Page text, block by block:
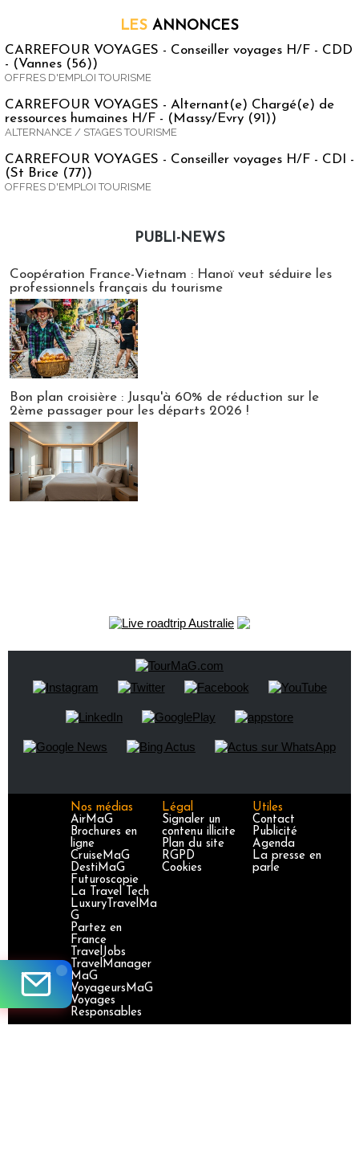
LES ANNONCES
CARREFOUR VOYAGES - Conseiller voyages H/F - CDD
- (Vannes (56))
OFFRES D'EMPLOI TOURISME
CARREFOUR VOYAGES - Alternant(e) Chargé(e) de
ressources humaines H/F - (Massy/Evry (91))
ALTERNANCE / STAGES TOURISME
CARREFOUR VOYAGES - Conseiller voyages H/F - CDI -
(St Brice (77))
OFFRES D'EMPLOI TOURISME
PUBLI-NEWS
Coopération France-Vietnam : Hanoï veut séduire les
professionnels français du tourisme
Bon plan croisière : Jusqu'à 60% de réduction sur le
2ème passager pour les départs 2026 !
Nos médias
AirMaG
Brochures en
ligne
CruiseMaG
DestiMaG
Futuroscopie
La Travel Tech
LuxuryTravelMa
G
Partez en
France
TravelJobs
TravelManager
MaG
VoyageursMaG
Voyages
Responsables
Légal
Signaler un
contenu illicite
Plan du site
RGPD
Cookies
Utiles
Contact
Publicité
Agenda
La presse en
parle